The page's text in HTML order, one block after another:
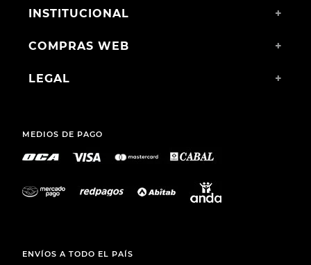
INSTITUCIONAL +
COMPRAS WEB +
LEGAL +
MEDIOS DE PAGO
ENVÍOS A TODO EL PAÍS